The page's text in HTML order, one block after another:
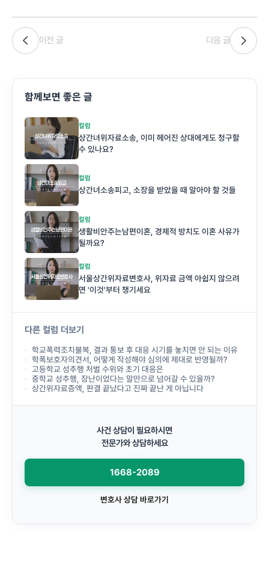
이전 글 다음 글
함께보면 좋은 글
컬럼
상간녀위자료소송, 이미 헤어진 상대에게도 청구할
수 있나요?
컬럼
상간녀소송피고, 소장을 받았을 때 알아야 할 것들
컬럼
생활비안주는남편이혼, 경제적 방치도 이혼 사유가
될까요?
컬럼
서울상간위자료변호사, 위자료 금액 아쉽지 않으려
면 '이것'부터 챙기세요
다른 컬럼 더보기
학교폭력조치불복, 결과 통보 후 대응 시기를 놓치면 안 되는 이유
학폭보호자의견서, 어떻게 작성해야 심의에 제대로 반영될까?
고등학교 성추행 처벌 수위와 초기 대응은
중학교 성추행, 장난이었다는 말만으로 넘어갈 수 있을까?
상간위자료증액, 판결 끝났다고 진짜 끝난 게 아닙니다
사건 상담이 필요하시면
전문가와 상담하세요
1668-2089
변호사 상담 바로가기